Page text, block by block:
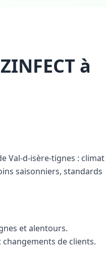
à
Val-d-isère-tignes : climat
saisonniers, standards
et alentours.
de clients.